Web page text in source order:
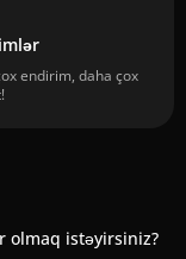
endirim, daha çox
olmaq istəyirsiniz?